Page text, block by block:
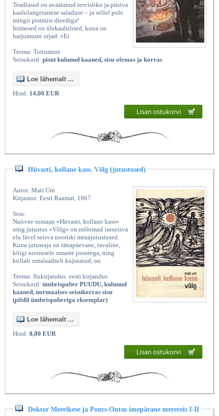
Teadlased on avastanud tervisliku ja püsiva
kaalulangetamise saladuse – ja sellel pole
mingit pistmist dieediga!
Inimesed on ülekaalulised, kuna on
harjumuste orjad. «Ei
Teema: Toitumine
Seisukord: pisut kulunud kaaned, sisu olemas ja korras
Loe lähemalt ...
Hind: 14,00 EUR
Lisan ostukorvi
Hüvasti, kollane kass. Võlg (jutustused)
Autor: Mati Unt
Kirjastus: Eesti Raamat, 1967
Sisu:
Naiivne romaan «Hüvasti, kollane kass»
ning jutustus «Võlg» on mõlemad iseseisva
elu lävel seisva nooruki minajutustused.
Kuna jutustaja on tänapäevane, tavaline,
kõigi noorusele omaste joontega, ning
küllalt omalaadselt kujutatud, on
Teema: Ilukirjandus: eesti kirjandus
Seisukord: ümbrispaber PUUDU, kulunud
kaaned, normaalses seisukorras sisu
(pildil ümbrispaberiga eksemplar)
Loe lähemalt ...
Hind: 8,00 EUR
Lisan ostukorvi
Doktor Meerikese ja Ponts-Ontsu imepärane merereis I-II